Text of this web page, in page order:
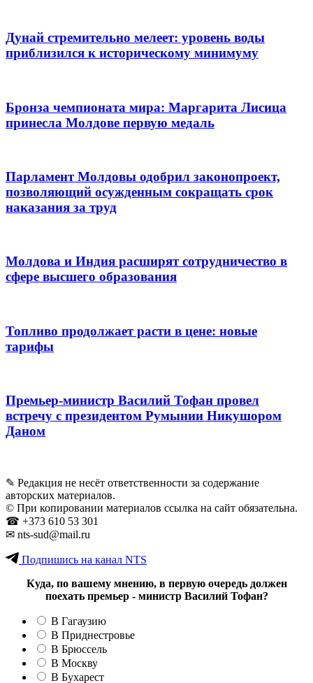
Дунай стремительно мелеет: уровень воды
приблизился к историческому минимуму
Бронза чемпионата мира: Маргарита Лисица
принесла Молдове первую медаль
Парламент Молдовы одобрил законопроект,
позволяющий осужденным сокращать срок
наказания за труд
Молдова и Индия расширят сотрудничество в
сфере высшего образования
Топливо продолжает расти в цене: новые
тарифы
Премьер-министр Василий Тофан провел
встречу с президентом Румынии Никушором
Даном
✎ Редакция не несёт ответственности за содержание
авторских материалов.
© При копировании материалов ссылка на сайт обязательна.
☎︎ +373 610 53 301
✉ nts-sud@mail.ru
Подпишись на канал NTS
Куда, по вашему мнению, в первую очередь должен
поехать премьер - министр Василий Тофан?
В Гагаузию
В Приднестровье
В Брюссель
В Москву
В Бухарест